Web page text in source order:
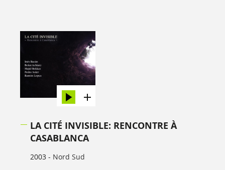
LA CITÉ INVISIBLE: RENCONTRE À
CASABLANCA
2003 - Nord Sud